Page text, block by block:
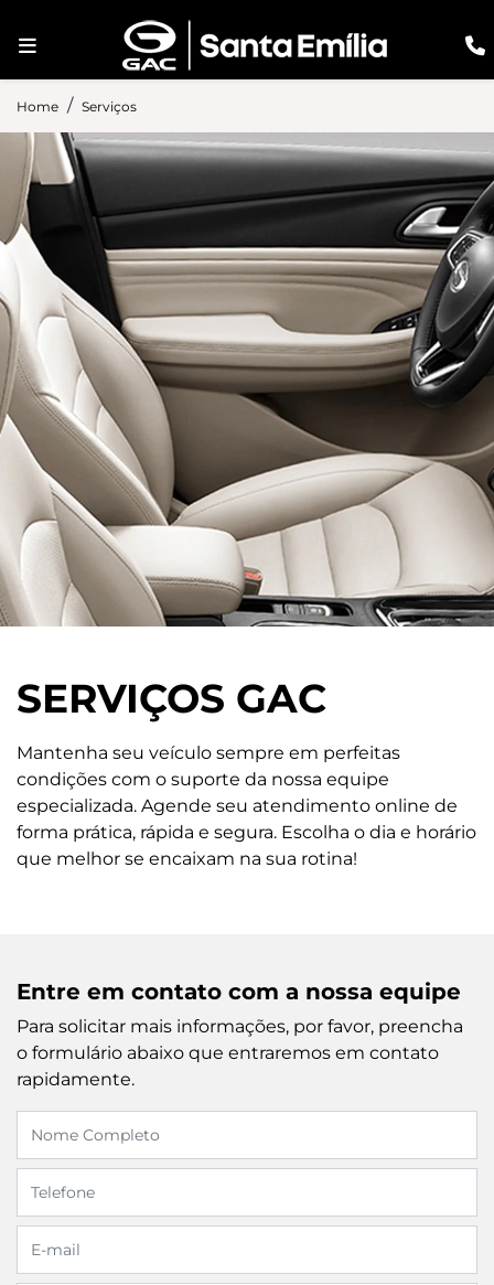
Home Serviços
SERVIÇOS GAC
Mantenha seu veículo sempre em perfeitas
condições com o suporte da nossa equipe
especializada. Agende seu atendimento online de
forma prática, rápida e segura. Escolha o dia e horário
que melhor se encaixam na sua rotina!
Entre em contato com a nossa equipe
Para solicitar mais informações, por favor, preencha
o formulário abaixo que entraremos em contato
rapidamente.